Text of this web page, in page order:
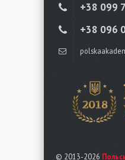
+38 ‎099
+38 096
© 2013-2026